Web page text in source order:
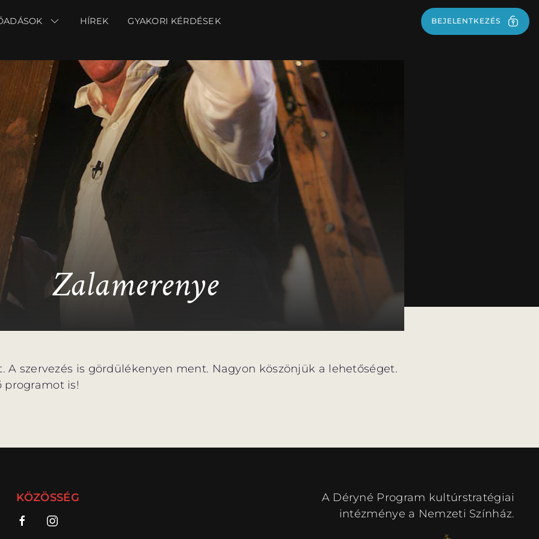
HÍREK GYAKORI KÉRDÉSEK BEJELENTKEZÉS
HÍREK GYAKORI KÉRDÉSEK BEJELENTKEZÉS
Zalamerenye
A szervezés is gördülékenyen ment. Nagyon köszönjük a lehetőséget.
programot is!
KÖZÖSSÉG
A Déryné Program kultúrstratégiai
intézménye a Nemzeti Színház.